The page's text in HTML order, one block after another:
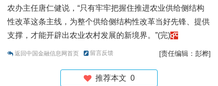
农办主任唐仁健说，“只有牢牢把握住推进农业供给侧结构
性改革这条主线，为整个供给侧结构性改革当好先锋、提供
支撑，才能开辟出农业农村发展的新境界。”(完)
返回中国金融信息网首页 留言反馈 [责任编辑：彭桦]
推荐本文 0